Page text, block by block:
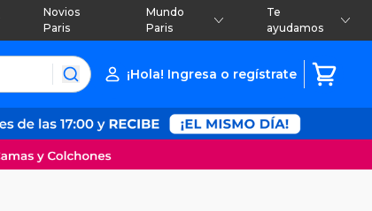
Novios
Paris
Mundo
Paris
Te
ayudamos
¡Hola! Ingresa o regístrate